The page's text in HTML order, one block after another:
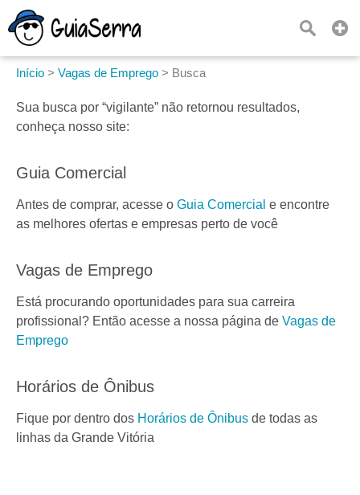
Início > Vagas de Emprego > Busca
Sua busca por “vigilante” não retornou resultados,
conheça nosso site:
Guia Comercial
Antes de comprar, acesse o Guia Comercial e encontre
as melhores ofertas e empresas perto de você
Vagas de Emprego
Está procurando oportunidades para sua carreira
profissional? Então acesse a nossa página de Vagas de
Emprego
Horários de Ônibus
Fique por dentro dos Horários de Ônibus de todas as
linhas da Grande Vitória